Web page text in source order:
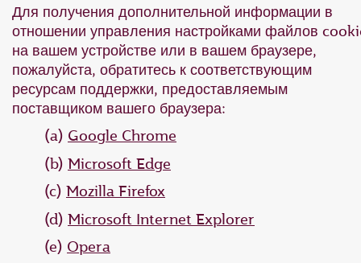
Для получения дополнительной информации в
отношении управления настройками файлов
на вашем устройстве или в вашем браузере,
пожалуйста, обратитесь к соответствующим
ресурсам поддержки, предоставляемым
поставщиком вашего браузера:
(a) Google Chrome
(b) Microsoft Edge
(c) Mozilla Firefox
(d) Microsoft Internet Explorer
(e) Opera